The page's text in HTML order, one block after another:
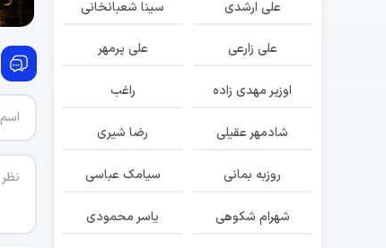
علی ارشدی سینا شعبانخانی
علی زارعی علی پرمهر
اوزیر مهدی زاده راغب
شادمهر عقیلی رضا شیری
روزبه بمانی سیامک عباسی
شهرام شکوهی یاسر محمودی